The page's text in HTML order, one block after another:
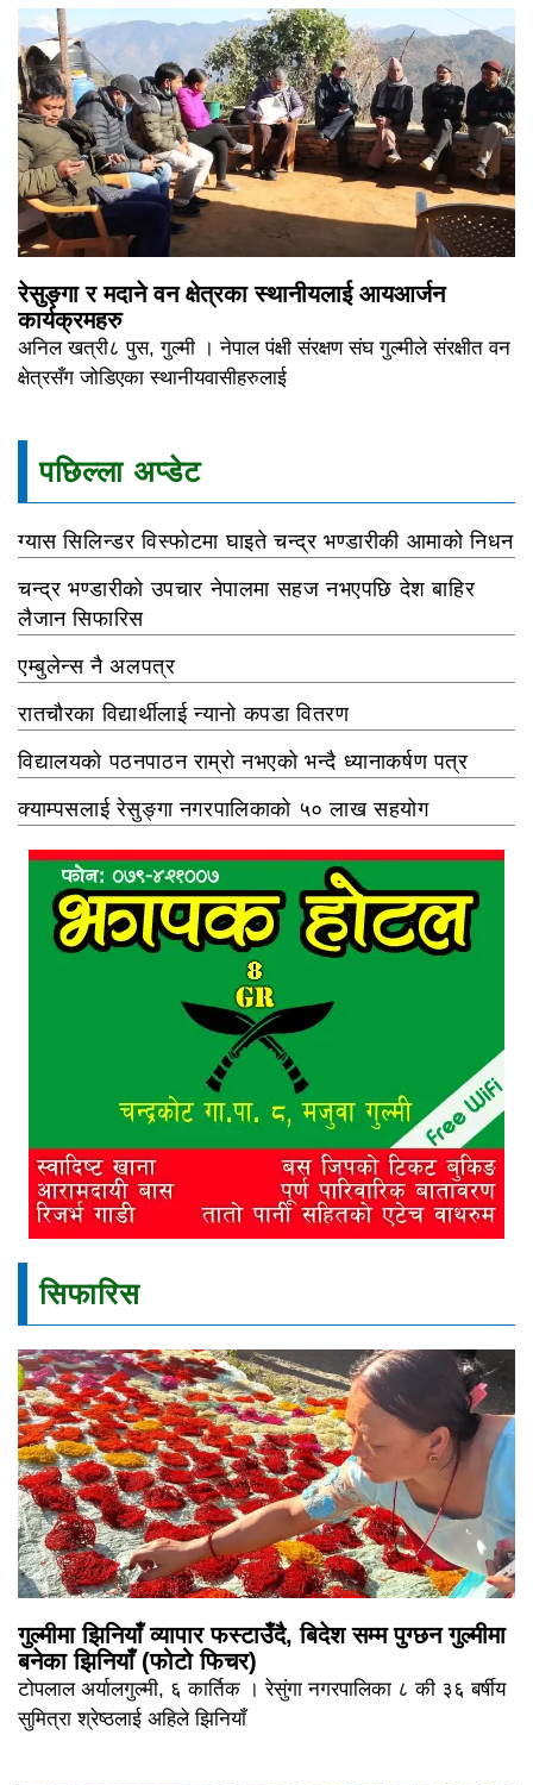
रेसुङ्गा र मदाने वन क्षेत्रका स्थानीयलाई आयआर्जन
कार्यक्रमहरु
अनिल खत्री८ पुस, गुल्मी । नेपाल पंक्षी संरक्षण संघ गुल्मीले संरक्षीत वन
क्षेत्रसँग जोडिएका स्थानीयवासीहरुलाई
पछिल्ला अप्डेट
ग्यास सिलिन्डर विस्फोटमा घाइते चन्द्र भण्डारीकी आमाको निधन
चन्द्र भण्डारीको उपचार नेपालमा सहज नभएपछि देश बाहिर
लैजान सिफारिस
एम्बुलेन्स नै अलपत्र
रातचौरका विद्यार्थीलाई न्यानो कपडा वितरण
विद्यालयको पठनपाठन राम्रो नभएको भन्दै ध्यानाकर्षण पत्र
क्याम्पसलाई रेसुङ्गा नगरपालिकाको ५० लाख सहयोग
सिफारिस
गुल्मीमा झिनियाँ व्यापार फस्टाउँदै, बिदेश सम्म पुग्छन गुल्मीमा
बनेका झिनियाँ (फोटो फिचर)
टोपलाल अर्यालगुल्मी, ६ कार्तिक । रेसुंगा नगरपालिका ८ की ३६ बर्षीय
सुमित्रा श्रेष्ठलाई अहिले झिनियाँ